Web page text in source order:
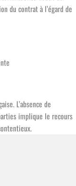
du contrat à l’égard de
L’absence de
implique le recours